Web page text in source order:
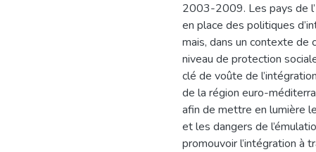
2003-2009. Les pays de
en place des politiques
mais, dans un contexte
niveau de protection
clé de voûte de
de la région euro-
afin de mettre en lumière
et les dangers de
promouvoir l’intégration à